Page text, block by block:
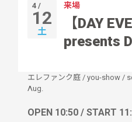
4 /
12
土
来場
【DAY
presents
エレファンク庭 / you-show /
Λug.
OPEN 10:50 / START